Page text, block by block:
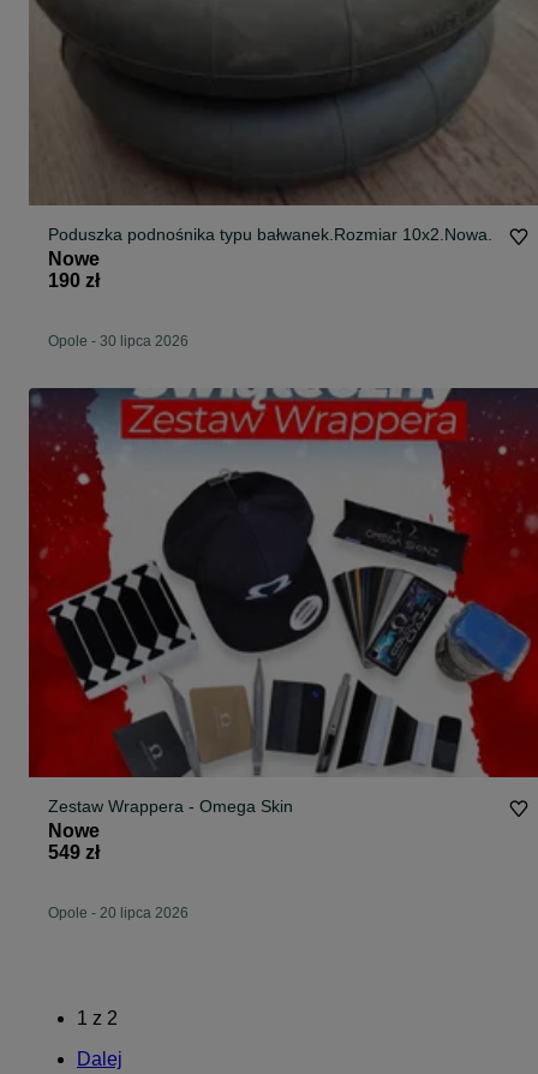
Poduszka podnośnika typu bałwanek.Rozmiar 10x2.Nowa.
Nowe
190 zł
Opole - 30 lipca 2026
Zestaw Wrappera - Omega Skin
Nowe
549 zł
Opole - 20 lipca 2026
1 z 2
Dalej